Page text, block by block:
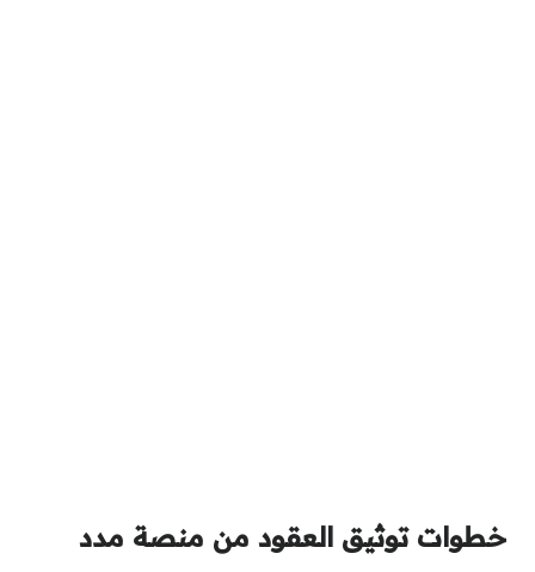
خطوات توثيق العقود من منصة مدد